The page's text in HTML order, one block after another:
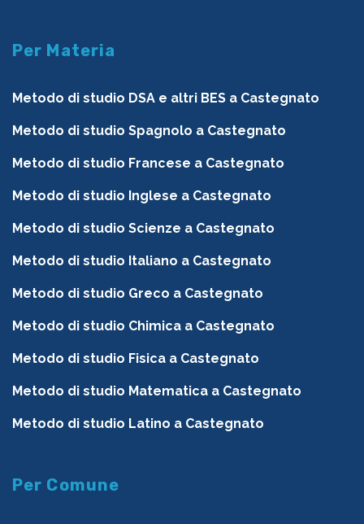
Per Materia
Metodo di studio DSA e altri BES a Castegnato
Metodo di studio Spagnolo a Castegnato
Metodo di studio Francese a Castegnato
Metodo di studio Inglese a Castegnato
Metodo di studio Scienze a Castegnato
Metodo di studio Italiano a Castegnato
Metodo di studio Greco a Castegnato
Metodo di studio Chimica a Castegnato
Metodo di studio Fisica a Castegnato
Metodo di studio Matematica a Castegnato
Metodo di studio Latino a Castegnato
Per Comune